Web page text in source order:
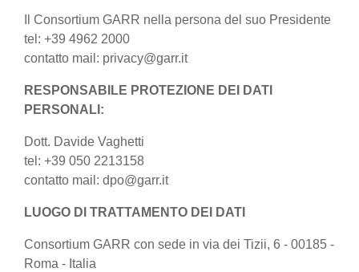
Il Consortium GARR nella persona del suo Presidente
tel: +39 4962 2000
contatto mail: privacy@garr.it
RESPONSABILE PROTEZIONE DEI DATI
PERSONALI:
Dott. Davide Vaghetti
tel: +39 050 2213158
contatto mail: dpo@garr.it
LUOGO DI TRATTAMENTO DEI DATI
Consortium GARR con sede in via dei Tizii, 6 - 00185 -
Roma - Italia